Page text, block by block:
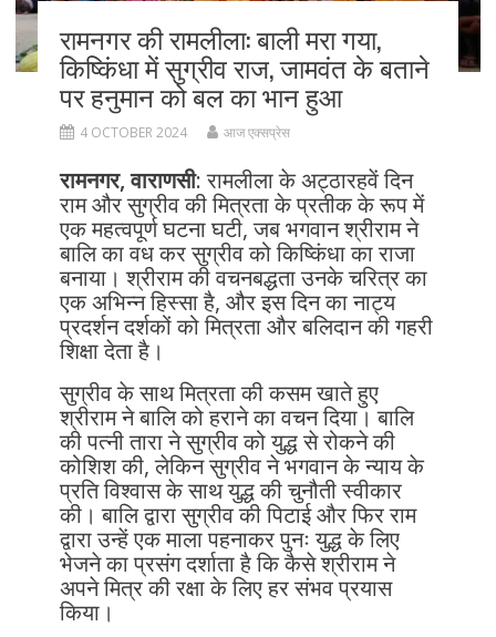
रामनगर की रामलीला: बाली मरा गया,
किष्किंधा में सुग्रीव राज, जामवंत के बताने
पर हनुमान को बल का भान हुआ
4 OCTOBER 2024 आज एक्सप्रेस
रामनगर, वाराणसी: रामलीला के अट्ठारहवें दिन
राम और सुग्रीव की मित्रता के प्रतीक के रूप में
एक महत्वपूर्ण घटना घटी, जब भगवान श्रीराम ने
बालि का वध कर सुग्रीव को किष्किंधा का राजा
बनाया। श्रीराम की वचनबद्धता उनके चरित्र का
एक अभिन्न हिस्सा है, और इस दिन का नाट्य
प्रदर्शन दर्शकों को मित्रता और बलिदान की गहरी
शिक्षा देता है।
सुग्रीव के साथ मित्रता की कसम खाते हुए
श्रीराम ने बालि को हराने का वचन दिया। बालि
की पत्नी तारा ने सुग्रीव को युद्ध से रोकने की
कोशिश की, लेकिन सुग्रीव ने भगवान के न्याय के
प्रति विश्वास के साथ युद्ध की चुनौती स्वीकार
की। बालि द्वारा सुग्रीव की पिटाई और फिर राम
द्वारा उन्हें एक माला पहनाकर पुनः युद्ध के लिए
भेजने का प्रसंग दर्शाता है कि कैसे श्रीराम ने
अपने मित्र की रक्षा के लिए हर संभव प्रयास
किया।